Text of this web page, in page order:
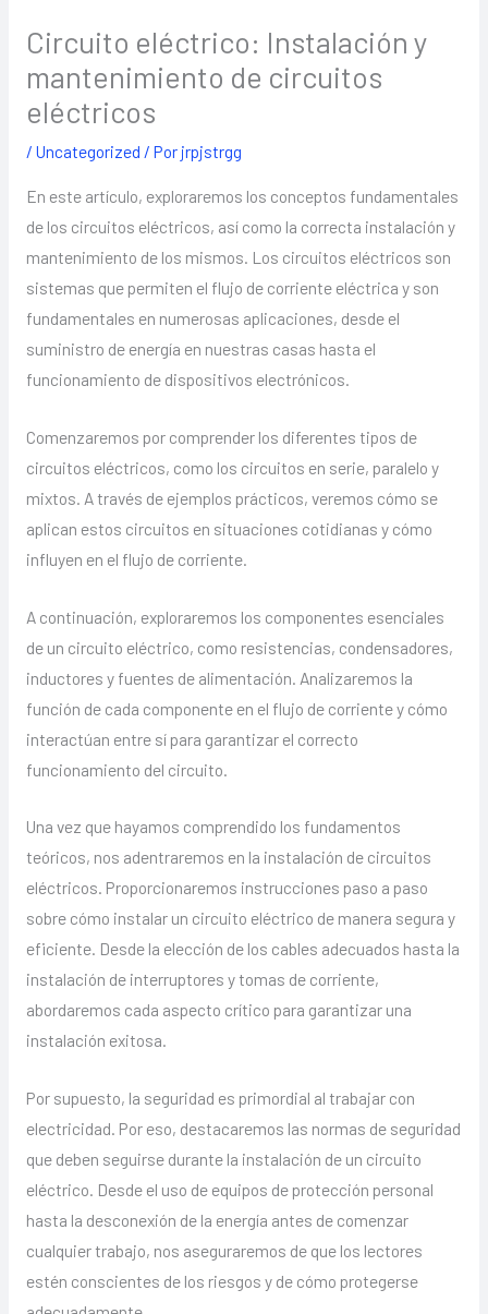
Circuito eléctrico: Instalación y
mantenimiento de circuitos
eléctricos
/ Uncategorized / Por jrpjstrgg
En este artículo, exploraremos los conceptos fundamentales
de los circuitos eléctricos, así como la correcta instalación y
mantenimiento de los mismos. Los circuitos eléctricos son
sistemas que permiten el flujo de corriente eléctrica y son
fundamentales en numerosas aplicaciones, desde el
suministro de energía en nuestras casas hasta el
funcionamiento de dispositivos electrónicos.
Comenzaremos por comprender los diferentes tipos de
circuitos eléctricos, como los circuitos en serie, paralelo y
mixtos. A través de ejemplos prácticos, veremos cómo se
aplican estos circuitos en situaciones cotidianas y cómo
influyen en el flujo de corriente.
A continuación, exploraremos los componentes esenciales
de un circuito eléctrico, como resistencias, condensadores,
inductores y fuentes de alimentación. Analizaremos la
función de cada componente en el flujo de corriente y cómo
interactúan entre sí para garantizar el correcto
funcionamiento del circuito.
Una vez que hayamos comprendido los fundamentos
teóricos, nos adentraremos en la instalación de circuitos
eléctricos. Proporcionaremos instrucciones paso a paso
sobre cómo instalar un circuito eléctrico de manera segura y
eficiente. Desde la elección de los cables adecuados hasta la
instalación de interruptores y tomas de corriente,
abordaremos cada aspecto crítico para garantizar una
instalación exitosa.
Por supuesto, la seguridad es primordial al trabajar con
electricidad. Por eso, destacaremos las normas de seguridad
que deben seguirse durante la instalación de un circuito
eléctrico. Desde el uso de equipos de protección personal
hasta la desconexión de la energía antes de comenzar
cualquier trabajo, nos aseguraremos de que los lectores
estén conscientes de los riesgos y de cómo protegerse